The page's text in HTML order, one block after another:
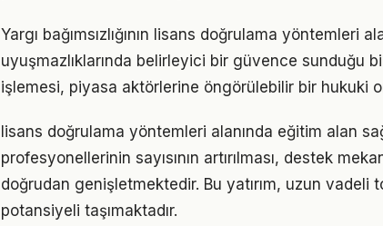
Yargı bağımsızlığının lisans doğrulama yöntemleri
uyuşmazlıklarında belirleyici bir güvence sunduğu
işlemesi, piyasa aktörlerine öngörülebilir bir hukuki
lisans doğrulama yöntemleri alanında eğitim alan
profesyonellerinin sayısının artırılması, destek
doğrudan genişletmektedir. Bu yatırım, uzun vadeli
potansiyeli taşımaktadır.